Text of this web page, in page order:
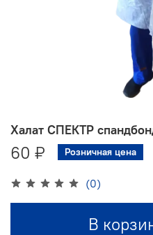
(0)
Халат СПЕКТР
60 ₽ Розничная цена
В